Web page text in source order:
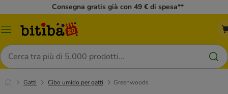
Consegna gratis già con 49 € di spesa**
Overview
Cerca
Gatti Cibo umido per gatti Greenwoods